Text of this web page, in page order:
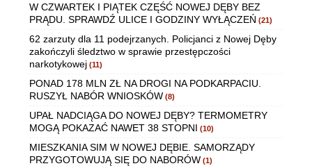
W CZWARTEK I PIĄTEK CZĘŚĆ NOWEJ DĘBY BEZ
PRĄDU. SPRAWDŹ ULICE I GODZINY WYŁĄCZEŃ (21)
62 zarzuty dla 11 podejrzanych. Policjanci z Nowej Dęby
zakończyli śledztwo w sprawie przestępczości
narkotykowej (11)
PONAD 178 MLN ZŁ NA DROGI NA PODKARPACIU.
RUSZYŁ NABÓR WNIOSKÓW (8)
UPAŁ NADCIĄGA DO NOWEJ DĘBY? TERMOMETRY
MOGĄ POKAZAĆ NAWET 38 STOPNI (10)
MIESZKANIA SIM W NOWEJ DĘBIE. SAMORZĄDY
PRZYGOTOWUJĄ SIĘ DO NABORÓW (1)